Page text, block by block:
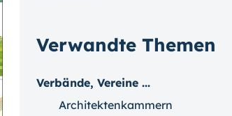
Verwandte Themen
Verbände, Vereine ...
Architektenkammern